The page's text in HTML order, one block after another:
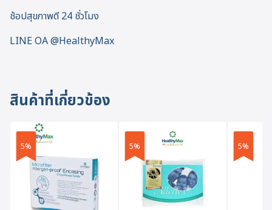
ช้อปสุขภาพดี 24 ชั่วโมง
LINE OA @HealthyMax
สินค้าที่เกี่ยวข้อง
5% 5% 5%